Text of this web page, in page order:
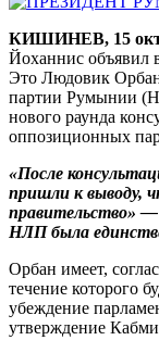
КИШИНЕВ, 15
Йоханнис объявил
Это Людовик
партии Румынии
нового раунда
оппозиционных
«После
пришли к выводу,
правительство» —
НЛП была
Орбан имеет,
течение которого
убеждение
утверждение